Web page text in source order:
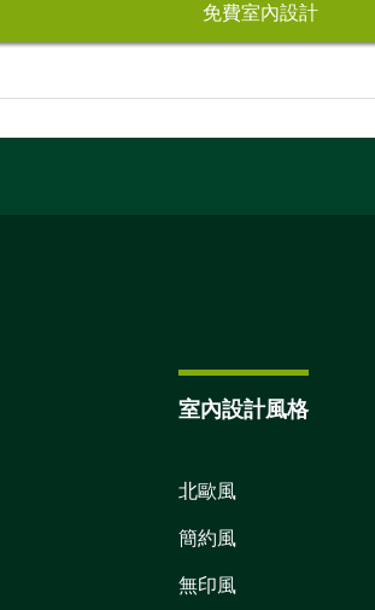
免費室內設計
室內設計風格
北歐風
簡約風
無印風